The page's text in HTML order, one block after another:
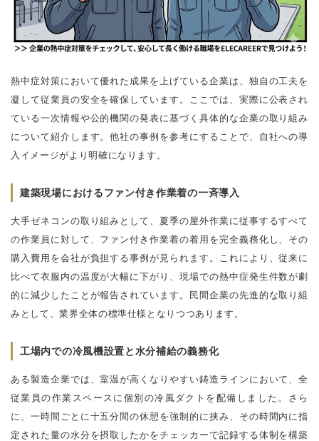
熱中症対策において優れた成果を上げている企業は、独自の工夫を
凝して従業員の安全を確保しています。ここでは、実際に公表され
ている一次情報や公的機関の発表に基づく具体的な企業の取り組み
について紹介します。他社の事例を参考にすることで、自社への導
入イメージがより明確になります。
建築現場におけるファン付き作業着の一斉導入
大手ゼネコンの取り組みとして、夏季の屋外作業に従事するすべて
の作業員に対して、ファン付き作業着の着用を完全義務化し、その
購入費用を会社が負担する事例が見られます。これにより、従来に
比べて衣服内の温度が大幅に下がり、現場での熱中症発生件数が劇
的に減少したことが報告されています。民間企業の先進的な取り組
みとして、業界全体の標準仕様となりつつあります。
工場内での冷風機設置と水分補給の義務化
ある製造企業では、室温が高くなりやすい鋳造ラインにおいて、全
従業員の作業スペースに個別の冷風ダクトを配備しました。さら
に、一時間ごとに十五分間の休憩を強制的に挟み、その時間内に指
定された量の水分を摂取したかをチェッカーで記録する体制を構築